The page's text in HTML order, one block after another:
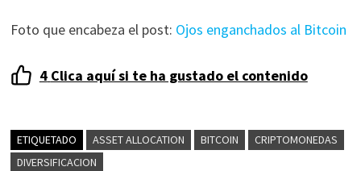
Foto que encabeza el post: Ojos enganchados al Bitcoin
4 Clica aquí si te ha gustado el contenido
ETIQUETADO ASSET ALLOCATION BITCOIN
CRIPTOMONEDAS
DIVERSIFICACION